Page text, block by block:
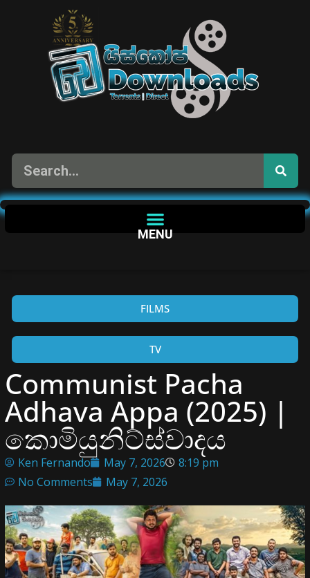
MENU
FILMS
TV
Communist Pacha
Adhava Appa (2025) |
කොමියුනිට්ස්වාදය
Ken Fernando May 7, 2026
8:19 pm
No Comments
May 7, 2026